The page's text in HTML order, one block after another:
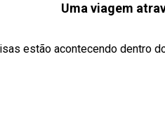
Uma viagem
estão acontecendo dentro